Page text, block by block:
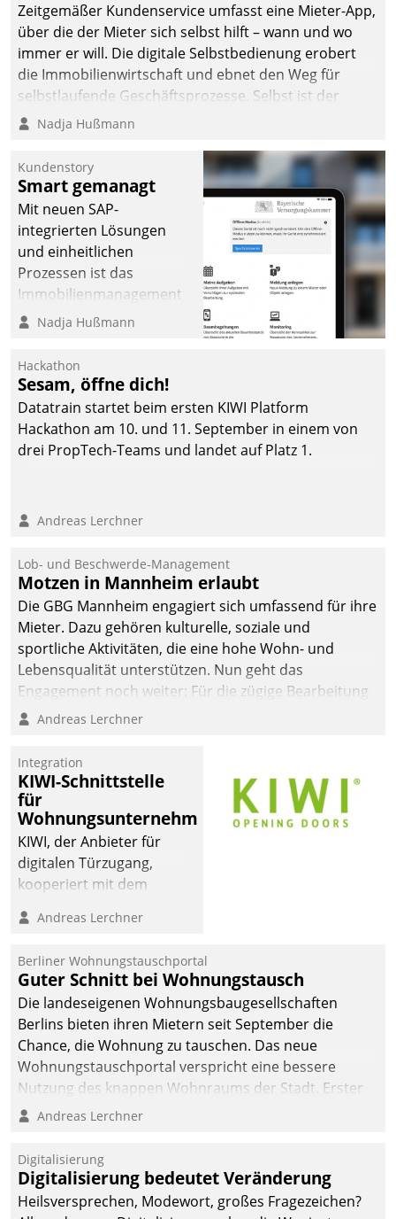
Zeitgemäßer Kundenservice umfasst eine Mieter-App,
über die der Mieter sich selbst hilft – wann und wo
immer er will. Die digitale Selbstbedienung erobert
die Immobilienwirtschaft und ebnet den Weg für
selbstlaufende Geschäftsprozesse. Selbst ist der
Kunde und smart der Serviceanbieter.
Nadja Hußmann
Kundenstory
Smart gemanagt
Mit neuen SAP-
integrierten Lösungen
und einheitlichen
Prozessen ist das
Immobilienmanagement
der Bayerischen
Ressort Kapitalanlage für
künftige Aufgaben und
Herausforderungen
gerüstet.
Nadja Hußmann
Hackathon
Sesam, öffne dich!
Datatrain startet beim ersten KIWI Platform
Hackathon am 10. und 11. September in einem von
drei PropTech-Teams und landet auf Platz 1.
Andreas Lerchner
Lob- und Beschwerde-Management
Motzen in Mannheim erlaubt
Die GBG Mannheim engagiert sich umfassend für ihre
Mieter. Dazu gehören kulturelle, soziale und
sportliche Aktivitäten, die eine hohe Wohn- und
Lebensqualität unterstützen. Nun geht das
Engagement noch weiter: Für die zügige Bearbeitung
von Beschwerden – oder Lob – richtet das
und Beschwerde-Management einen eigenen Kanal
ein.
Andreas Lerchner
Integration
KIWI-Schnittstelle
für
Wohnungsunternehmen
KIWI, der Anbieter für
digitalen Türzugang,
kooperiert mit dem
Softwareentwicklungshaus
Andreas Lerchner
Berliner Wohnungstauschportal
Guter Schnitt bei Wohnungstausch
Die landeseigenen Wohnungsbaugesellschaften
Berlins bieten ihren Mietern seit September die
Chance, die Wohnung zu tauschen. Das neue
Wohnungstauschportal verspricht eine bessere
Nutzung des knappen Wohnraums der Stadt. Erster
Anwendungsfall für Datatrains Lösung API-Hub mit
Unternehmen.
Andreas Lerchner
Digitalisierung
Digitalisierung bedeutet Veränderung
Heilsversprechen, Modewort, großes Fragezeichen?